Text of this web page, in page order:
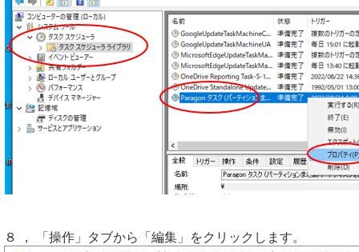
８ ， 「操作」タブから「編集」をクリックします。